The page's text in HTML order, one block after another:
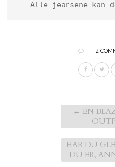
Alle jeansene kan
12
← EN
HAR DU
DU ER,